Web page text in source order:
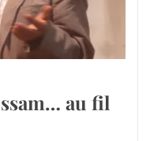
au fil